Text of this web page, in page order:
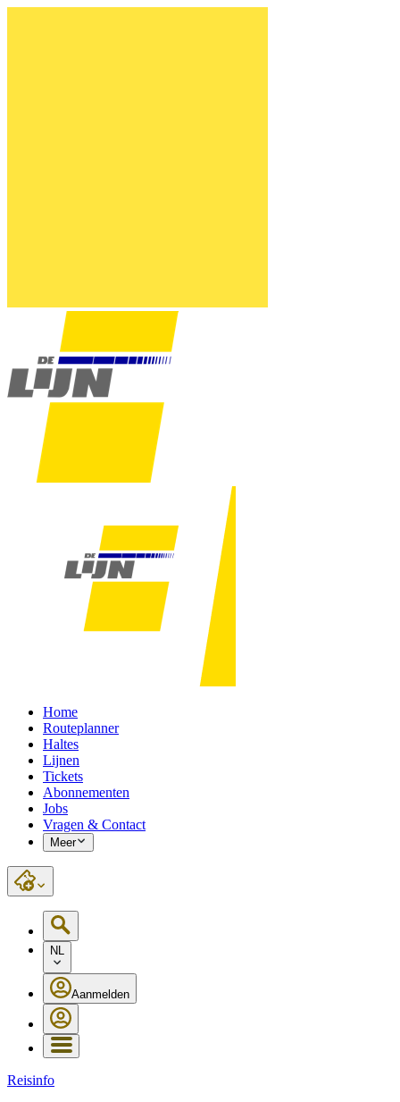
Home
Routeplanner
Haltes
Lijnen
Tickets
Abonnementen
Jobs
Vragen & Contact
Meer
NL
Aanmelden
Reisinfo